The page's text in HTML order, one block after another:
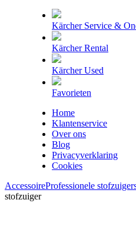
Kärcher Service &
Kärcher Rental
Kärcher Used
Favorieten
Home
Klantenservice
Over ons
Blog
Privacyverklaring
Cookies
AccessoireProfessionele
stofzuiger